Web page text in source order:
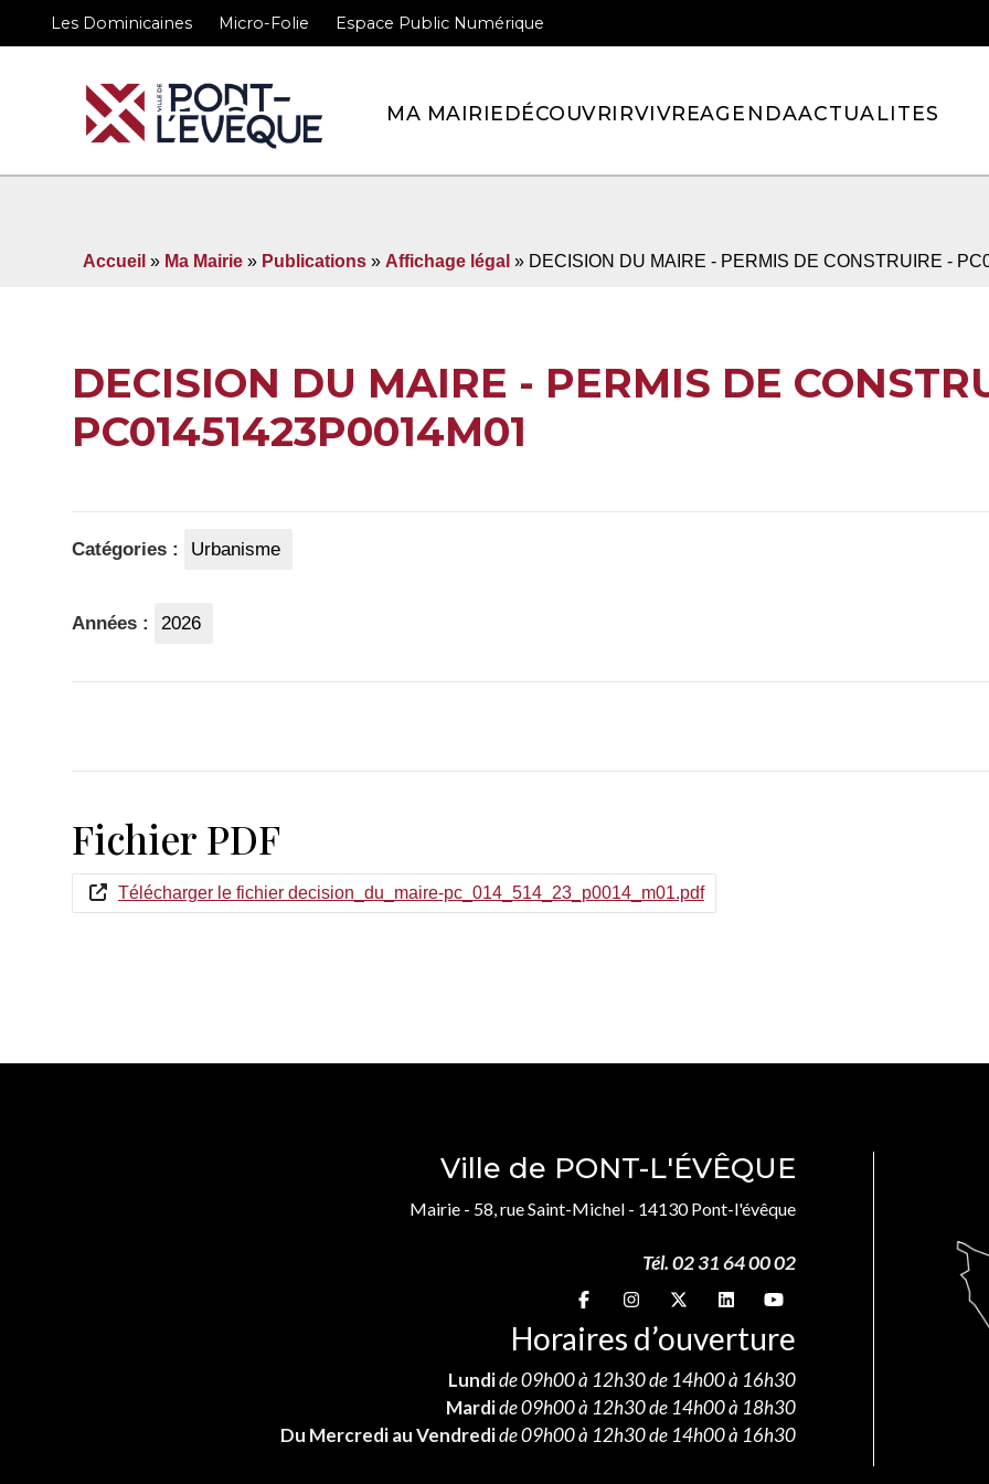
Les Dominicaines Micro-Folie Espace Public Numérique
MA MAIRIEDÉCOUVRIRVIVREAGENDAACTUALITES
Accueil » Ma Mairie » Publications » Affichage légal » DECISION DU MAIRE - PERMIS DE CONSTRUIRE -
DECISION DU MAIRE - PERMIS DE
PC01451423P0014M01
Catégories : Urbanisme
Années : 2026
Fichier PDF
Télécharger le fichier decision_du_maire-pc_014_514_23_p0014_m01.pdf
Ville de PONT-L'ÉVÊQUE
Mairie - 58, rue Saint-Michel - 14130 Pont-l'évêque
Tél. 02 31 64 00 02
Suivez-nous sur
Suivez-nous sur
Suivez-nous sur
Suivez-nous sur
Suivez-nous sur
Horaires d’ouverture
Lundide 09h00 à 12h30 de 14h00 à 16h30
Mardide 09h00 à 12h30 de 14h00 à 18h30
Du Mercredi au Vendredide 09h00 à 12h30 de 14h00 à 16h30